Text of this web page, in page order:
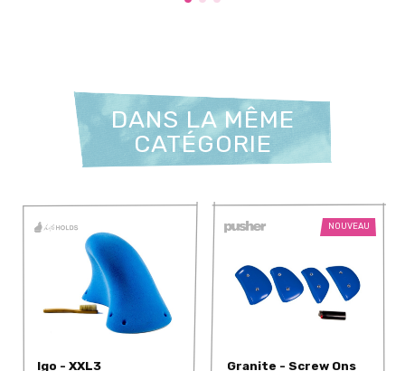
DANS LA MÊME
CATÉGORIE
Igo - XXL3
NOUVEAU
Granite - Screw Ons